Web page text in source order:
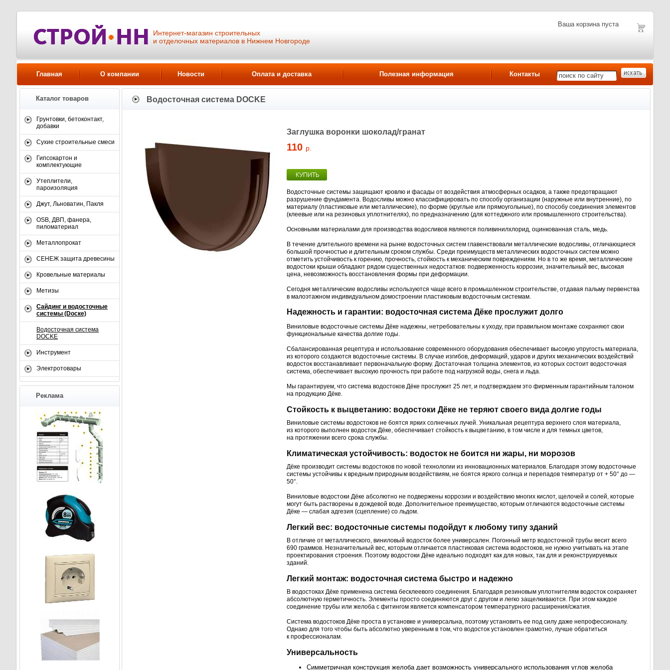
Интернет-магазин строительных
и отделочных материалов в Нижнем Новгороде
Ваша корзина пуста
Главная О компании Новости Оплата и доставка Полезная информация Контакты
Каталог товаров
Грунтовки, бетоконтакт,
добавки
Сухие строительные смеси
Гипсокартон и
комплектующие
Утеплители,
пароизоляция
Джут, Льноватин, Пакля
OSB, ДВП, фанера,
пиломатериал
Металлопрокат
СЕНЕЖ защита древесины
Кровельные материалы
Метизы
Сайдинг и водосточные
системы (Dоске)
Водосточная система
DOCKE
Инструмент
Электротовары
Реклама
Водосточная система DOCKE
Заглушка воронки шоколад/гранат
110 р.
Водосточные системы защищают кровлю и фасады от воздействия атмосферных осадков, а также предотвращают
разрушение фундамента. Водосливы можно классифицировать по способу организации (наружные или внутренние), по
материалу (пластиковые или металлические), по форме (круглые или прямоугольные), по способу соединения элементов
(клеевые или на резиновых уплотнителях), по предназначению (для коттеджного или промышленного строительства).
Основными материалами для производства водосливов являются поливинилхлорид, оцинкованная сталь, медь.
В течение длительного времени на рынке водосточных систем главенствовали металлические водосливы, отличающиеся
большой прочностью и длительным сроком службы. Среди преимуществ металлических водосточных систем можно
отметить устойчивость к горению, прочность, стойкость к механическим повреждениям. Но в то же время, металлические
водостоки крыши обладают рядом существенных недостатков: подверженность коррозии, значительный вес, высокая
цена, невозможность восстановления формы при деформации.
Сегодня металлические водосливы используются чаще всего в промышленном строительстве, отдавая пальму первенства
в малоэтажном индивидуальном домостроении пластиковым водосточным системам.
Надежность и гарантии: водосточная система Дёке прослужит долго
Виниловые водосточные системы Дёке надежны, нетребовательны к уходу, при правильном монтаже сохраняют свои
функциональные качества долгие годы.
Сбалансированная рецептура и использование современного оборудования обеспечивает высокую упругость материала,
из которого создаются водосточные системы. В случае изгибов, деформаций, ударов и других механических воздействий
водосток восстанавливает первоначальную форму. Достаточная толщина элементов, из которых состоит водосточная
система, обеспечивает высокую прочность при работе под нагрузкой воды, снега и льда.
Мы гарантируем, что система водостоков Дёке прослужит 25 лет, и подтверждаем это фирменным гарантийным талоном
на продукцию Дёке.
Стойкость к выцветанию: водостоки Дёке не теряют своего вида долгие годы
Виниловые системы водостоков не боятся ярких солнечных лучей. Уникальная рецептура верхнего слоя материала,
из которого выполнен водосток Дёке, обеспечивает стойкость к выцветанию, в том числе и для темных цветов,
на протяжении всего срока службы.
Климатическая устойчивость: водосток не боится ни жары, ни морозов
Дёке производит системы водостоков по новой технологии из инновационных материалов. Благодаря этому водосточные
системы устойчивы к вредным природным воздействиям, не боятся яркого солнца и перепадов температур от + 50° до —
50°.
Виниловые водостоки Дёке абсолютно не подвержены коррозии и воздействию многих кислот, щелочей и солей, которые
могут быть растворены в дождевой воде. Дополнительное преимущество, которым отличаются водосточные системы
Дёке — слабая адгезия (сцепление) со льдом.
Легкий вес: водосточные системы подойдут к любому типу зданий
В отличие от металлического, виниловый водосток более универсален. Погонный метр водосточной трубы весит всего
690 граммов. Незначительный вес, которым отличается пластиковая система водостоков, не нужно учитывать на этапе
проектирования строения. Поэтому водостоки Дёке идеально подходят как для новых, так для и реконструируемых
зданий.
Легкий монтаж: водосточная система быстро и надежно
В водостоках Дёке применена система бесклеевого соединения. Благодаря резиновым уплотнителям водосток сохраняет
абсолютную герметичность. Элементы просто соединяются друг с другом и легко защелкиваются. При этом каждое
соединение трубы или желоба с фитингом является компенсатором температурного расширения/сжатия.
Система водостоков Дёке проста в установке и универсальна, поэтому установить ее под силу даже непрофессионалу.
Однако для того чтобы быть абсолютно уверенным в том, что водосток установлен грамотно, лучше обратиться
к профессионалам.
Универсальность
Симметричная конструкция желоба дает возможность универсального использования углов желоба